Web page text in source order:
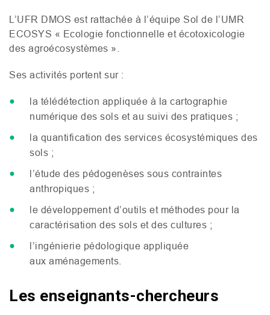
L’UFR DMOS est rattachée à l’équipe Sol de l’UMR
ECOSYS « Ecologie fonctionnelle et écotoxicologie
des agroécosystèmes ».
Ses activités portent sur :
la télédétection appliquée à la cartographie
numérique des sols et au suivi des pratiques ;
la quantification des services écosystémiques des
sols ;
l’étude des pédogenèses sous contraintes
anthropiques ;
le développement d’outils et méthodes pour la
caractérisation des sols et des cultures ;
l’ingénierie pédologique appliquée
aux aménagements.
Les enseignants-chercheurs